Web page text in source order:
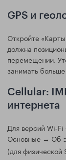
GPS и
Откройте
должна
перемещении.
занимать
Cellular:
интернета
Для версий
Основные → Об
(для физической